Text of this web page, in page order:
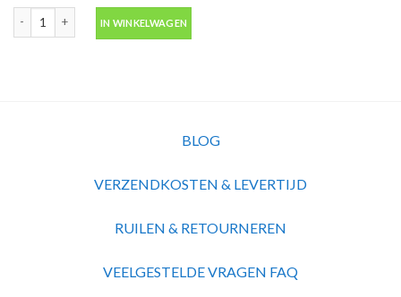
IN WINKELWAGEN
BLOG
VERZENDKOSTEN & LEVERTIJD
RUILEN & RETOURNEREN
VEELGESTELDE VRAGEN FAQ